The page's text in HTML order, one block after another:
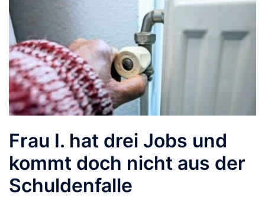
Frau I. hat drei Jobs und
kommt doch nicht aus der
Schuldenfalle